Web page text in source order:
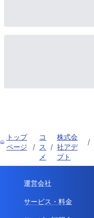
トップ
ページ
/
コ
ス
メ
/
株式会
社アデ
プト
/
運営会社
サービス・料金